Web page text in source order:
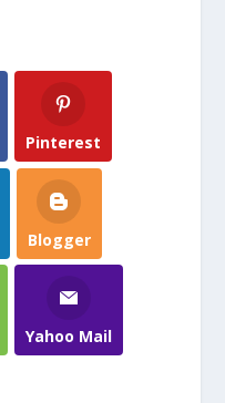
Pinterest
Blogger
Yahoo Mail